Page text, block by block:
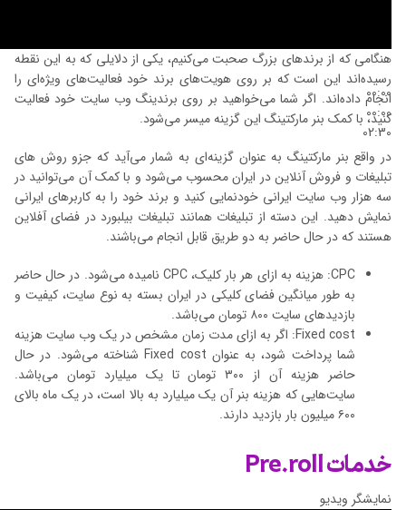
00:00
00:00
02:30
هنگامی که از برندهای بزرگ صحبت می‌کنیم، یکی از دلایلی که به این نقطه
رسیده‌اند این است که بر روی هویت‌های برند خود فعالیت‌های ویژه‌ای را
انجام داده‌اند. اگر شما می‌خواهید بر روی برندینگ وب سایت خود فعالیت
کنید، با کمک بنر مارکتینگ این گزینه میسر می‌شود.
در واقع بنر مارکتینگ به عنوان گزینه‌ای به شمار می‌آید که جزو روش های
تبلیغات و فروش آنلاین در ایران محسوب می‌شود و با کمک آن می‌توانید در
سه هزار وب سایت ایرانی خودنمایی کنید و برند خود را به کاربرهای ایرانی
نمایش دهید. این دسته از تبلیغات همانند تبلیغات بیلبورد در فضای آفلاین
هستند که در حال حاضر به دو طریق قابل انجام می‌باشند.
CPC: هزینه به ازای هر بار کلیک، CPC نامیده می‌شود. در حال حاضر
به طور میانگین فضای کلیکی در ایران بسته به نوع سایت، کیفیت و
بازدیدهای سایت ۸۰۰ تومان می‌باشد.
Fixed cost: اگر به ازای مدت زمان مشخص در یک وب سایت هزینه
شما پرداخت شود، به عنوان Fixed cost شناخته می‌شود. در حال
حاضر هزینه آن از ۳۰۰ تومان تا یک میلیارد تومان می‌باشد.
سایت‌هایی که هزینه بنر آن یک میلیارد به بالا است، در یک ماه بالای
۶۰۰ میلیون بار بازدید دارند.
خدمات Pre.roll
نمایشگر ویدیو